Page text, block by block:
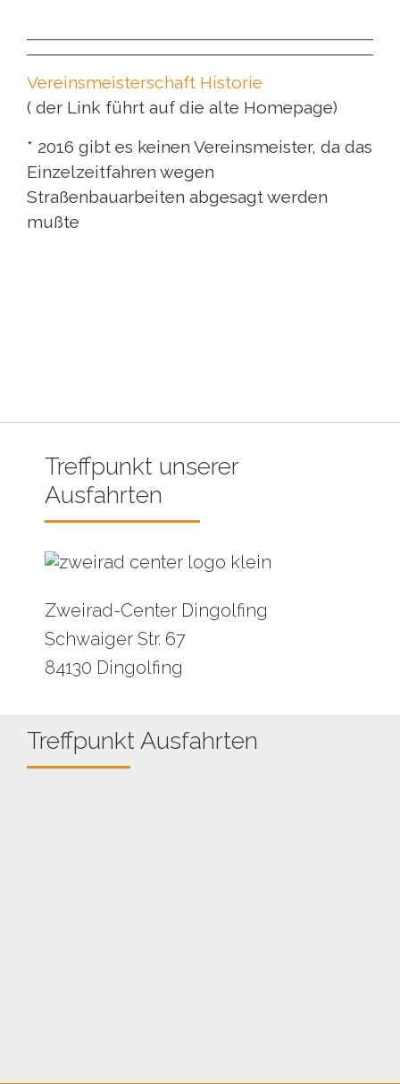
Vereinsmeisterschaft Historie
( der Link führt auf die alte Homepage)
* 2016 gibt es keinen Vereinsmeister, da das
Einzelzeitfahren wegen
Straßenbauarbeiten abgesagt werden
mußte
Treffpunkt unserer
Ausfahrten
Zweirad-Center Dingolfing
Schwaiger Str. 67
84130 Dingolfing
Treffpunkt Ausfahrten